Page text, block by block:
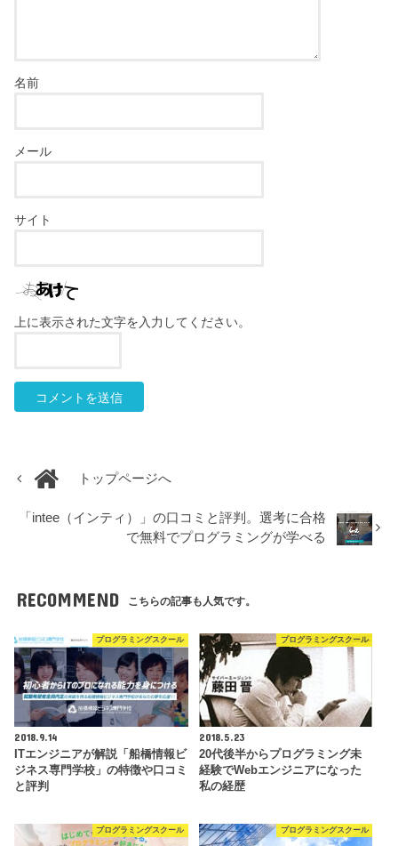
名前
メール
サイト
上に表示された文字を入力してください。
トップページへ
「intee（インティ）」の口コミと評判。選考に合格
で無料でプログラミングが学べる
RECOMMEND こちらの記事も人気です。
プログラミングスクール
2018.9.14
ITエンジニアが解説「船橋情報ビ
ジネス専門学校」の特徴や口コミ
と評判
プログラミングスクール
2018.5.23
20代後半からプログラミング未
経験でWebエンジニアになった
私の経歴
プログラミングスクール プログラミングスクール